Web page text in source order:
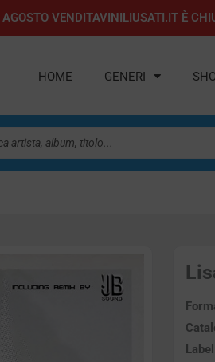
VENDITAVINILIUSATI.IT È
HOME GENERI